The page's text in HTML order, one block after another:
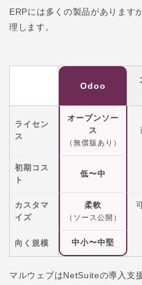
ERPには多くの製品があります
理します。
Odoo
ライセン
ス
オープンソー
ス
（無償版あり）
初期コス
ト
低〜中
カスタマ
イズ
柔軟
（ソース公開）
向く規模 中小〜中堅
マルウェブはNetSuiteの導入支